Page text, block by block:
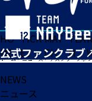
HO
ME
TICK
ET
MAT
CH
TEA
M
ホーム>ニュース>デスクワークボ
NEWS
ニュース